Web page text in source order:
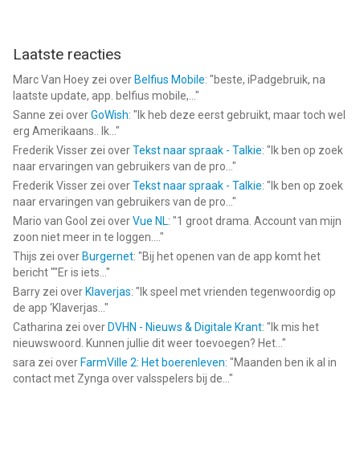
Laatste reacties
Marc Van Hoey zei over Belfius Mobile: "beste, iPadgebruik, na
laatste update, app. belfius mobile,... "
Sanne zei overGoWish: " Ik heb deze eerst gebruikt, maar toch wel
erg Amerikaans.. Ik... "
Frederik Visser zei overTekst naar spraak - Talkie: " Ik ben op zoek
naar ervaringen van gebruikers van de pro... "
Frederik Visser zei overTekst naar spraak - Talkie: " Ik ben op zoek
naar ervaringen van gebruikers van de pro... "
Mario van Gool zei overVue NL: "1 groot drama. Account van mijn
zoon niet meer in te loggen.... "
Thijs zei over Burgernet: "Bij het openen van de app komt het
bericht ""Er is iets... "
Barry zei over Klaverjas: " Ik speel met vrienden tegenwoordig op
de app ‘Klaverjas... "
Catharina zei over DVHN - Nieuws & Digitale Krant: " Ik mis het
nieuwswoord. Kunnen jullie dit weer toevoegen? Het... "
sara zei over FarmVille 2: Het boerenleven: "Maanden ben ik al in
contact met Zynga over valsspelers bij de... "